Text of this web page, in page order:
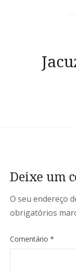
Deixe um
O seu endereço
obrigatórios
Comentário *